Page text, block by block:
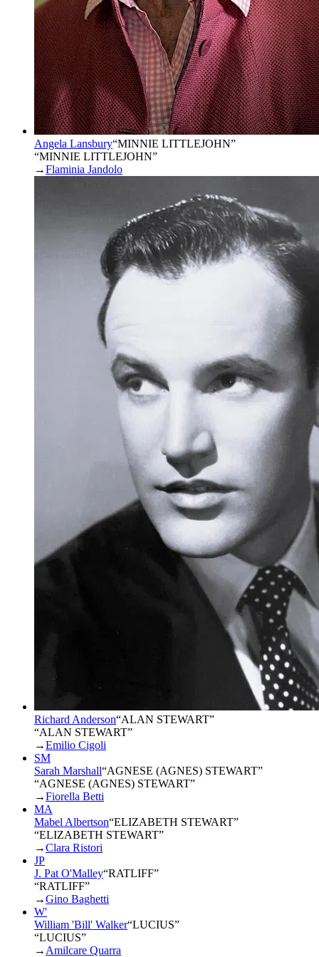
Angela Lansbury“MINNIE LITTLEJOHN”
“MINNIE LITTLEJOHN”
→Flaminia Jandolo
Richard Anderson“ALAN STEWART”
“ALAN STEWART”
→Emilio Cigoli
SM
Sarah Marshall“AGNESE (AGNES) STEWART”
“AGNESE (AGNES) STEWART”
→Fiorella Betti
MA
Mabel Albertson“ELIZABETH STEWART”
“ELIZABETH STEWART”
→Clara Ristori
JP
J. Pat O'Malley“RATLIFF”
“RATLIFF”
→Gino Baghetti
W'
William 'Bill' Walker“LUCIUS”
“LUCIUS”
→ Amilcare Quarra